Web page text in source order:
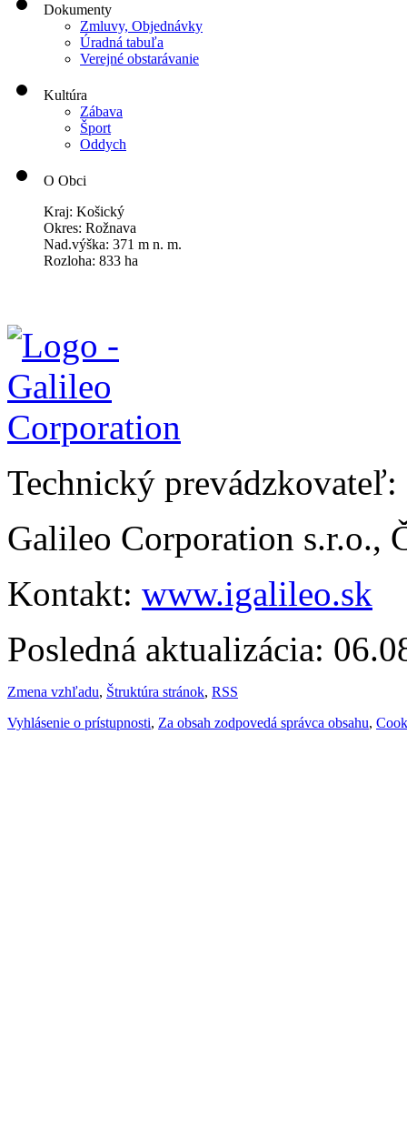
Dokumenty
Zmluvy, Objednávky
Úradná tabuľa
Verejné obstarávanie
Kultúra
Zábava
Šport
Oddych
O Obci
Kraj: Košický
Okres: Rožnava
Nad.výška: 371 m n. m.
Rozloha: 833 ha
Technický prevádzkovateľ:
Galileo Corporation s.r.o.,
Kontakt: www.igalileo.sk
Posledná aktualizácia:
Zmena vzhľadu, Štruktúra stránok, RSS
Vyhlásenie o prístupnosti, Za obsah zodpovedá správca obsahu,